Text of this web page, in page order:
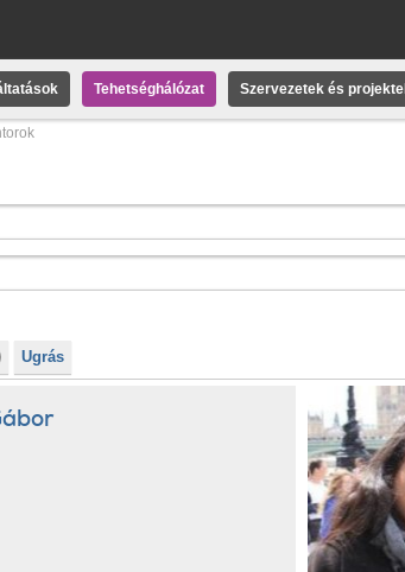
Tehetséghálózat Szervezetek és
Ugrás